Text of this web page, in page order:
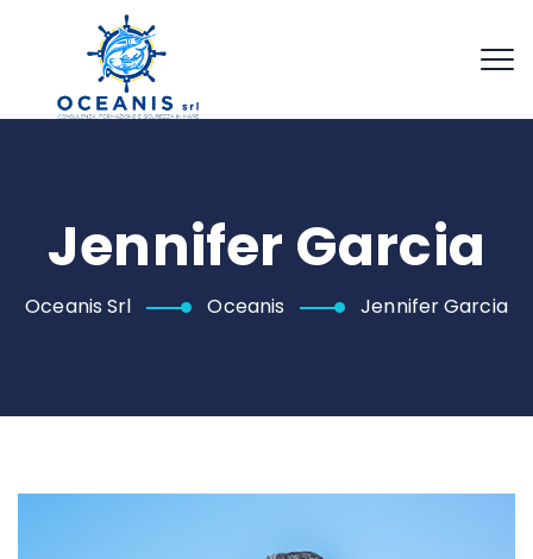
Jennifer Garcia
Oceanis Srl Oceanis Jennifer Garcia